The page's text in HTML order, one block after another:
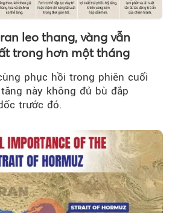
leo thang, vàng vẫn
trong hơn một tháng
phục hồi trong phiên cuối
này không đủ bù đắp
trước đó.